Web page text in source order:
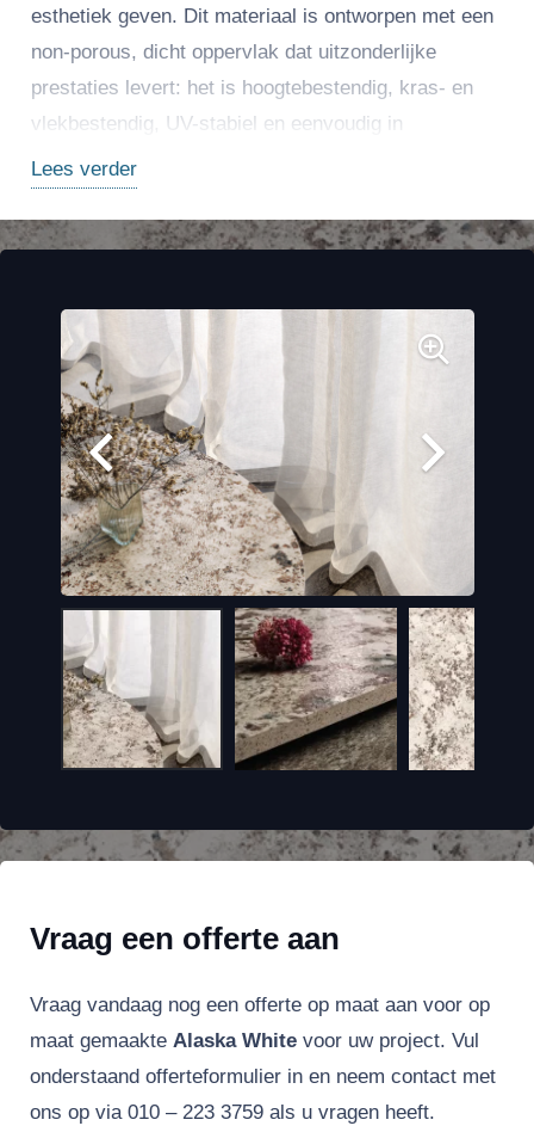
esthetiek geven. Dit materiaal is ontworpen met een
non-porous, dicht oppervlak dat uitzonderlijke
prestaties levert: het is hoogtebestendig, kras- en
vlekbestendig, UV-stabiel en eenvoudig in
onderhoud, waardoor het geschikt is voor intensief
gebruik. Dankzij de grote afmetingen (bijv. 320×160
cm) en diverse afwerkingen (polished, matt of
moderne projecten.
Lees verder
Vraag een offerte aan
Vraag vandaag nog een offerte op maat aan voor op
maat gemaakte Alaska White voor uw project. Vul
onderstaand offerteformulier in en neem contact met
ons op via 010 – 223 3759 als u vragen heeft.